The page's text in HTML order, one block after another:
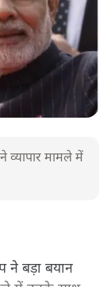
ने व्यापार मामले में
ने बड़ा बयान